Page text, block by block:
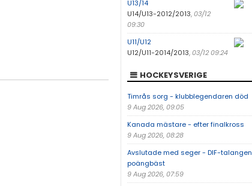
U13/14
U14/U13-2012/2013,03/12
09:30
U11/U12
U12/U11-2014/2013,03/12 09:24
HOCKEYSVERIGE
Timrås sorg - klubblegendaren död
9 Aug 2026, 09:05
Kanada mästare - efter finalkross
9 Aug 2026, 08:28
Avslutade med seger - DIF-talangen
poängbäst
9 Aug 2026, 07:59